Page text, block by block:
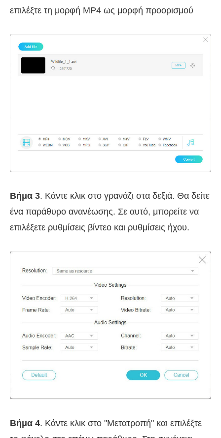
επιλέξτε τη μορφή MP4 ως μορφή προορισμού
Βήμα 3. Κάντε κλικ στο γρανάζι στα δεξιά. Θα δείτε
ένα παράθυρο ανανέωσης. Σε αυτό, μπορείτε να
επιλέξετε ρυθμίσεις βίντεο και ρυθμίσεις ήχου.
Βήμα 4. Κάντε κλικ στο "Μετατροπή" και επιλέξτε